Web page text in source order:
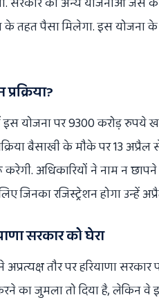
तहत पैसा मिलेगा. इस योजना
इस योजना पर 9300 करोड़ रुपये
बैसाखी के मौके पर 13
अधिकारियों ने नाम न छापने
जिनका रजिस्ट्रेशन होगा
सरकार को घेरा
अप्रत्यक्ष तौर पर हरियाणा
का जुमला तो दिया है, लेकिन